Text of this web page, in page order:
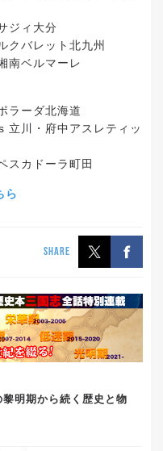
ジィ大分
クバレット北九州
南ベルマーレ
ラーダ北海道
立川・府中アスレティッ
スカドーラ町田
ら
SHARE
黎明期から続く歴史と物